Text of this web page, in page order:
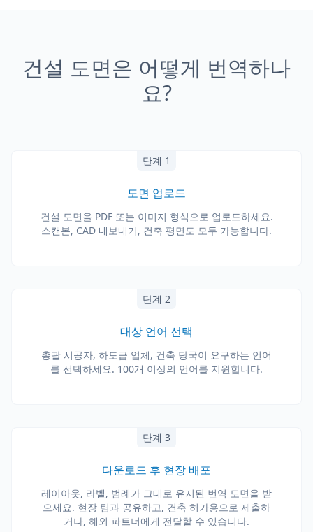
건설 도면은 어떻게 번역하나
요?
단계 1
도면 업로드
건설 도면을 PDF 또는 이미지 형식으로 업로드하세요.
스캔본, CAD 내보내기, 건축 평면도 모두 가능합니다.
단계 2
대상 언어 선택
총괄 시공자, 하도급 업체, 건축 당국이 요구하는 언어
를 선택하세요. 100개 이상의 언어를 지원합니다.
단계 3
다운로드 후 현장 배포
레이아웃, 라벨, 범례가 그대로 유지된 번역 도면을 받
으세요. 현장 팀과 공유하고, 건축 허가용으로 제출하
거나, 해외 파트너에게 전달할 수 있습니다.